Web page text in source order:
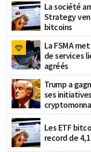
La société
Strategy
bitcoins
La FSMA
de services
agréés
Trump a
ses
Les ETF
record de